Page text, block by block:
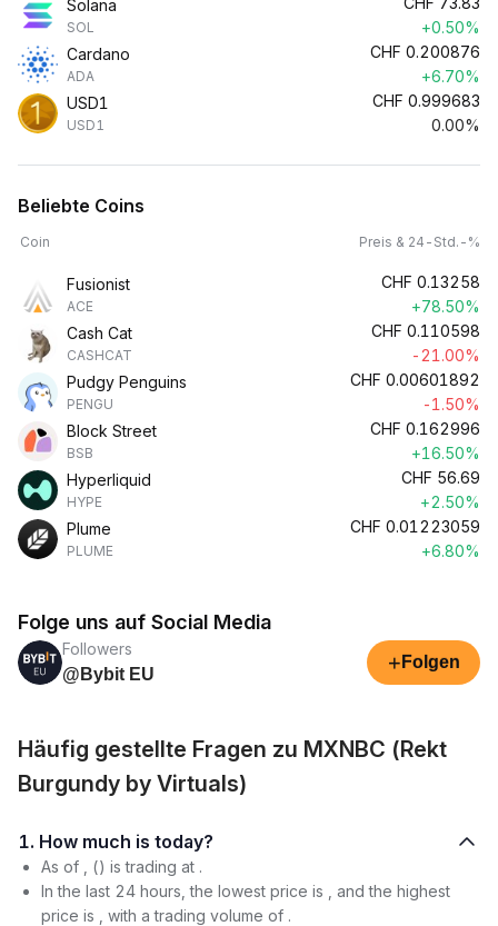
Solana
SOL
+0.50%
Cardano
ADA
CHF 0.200876
+6.70%
USD1
USD1
CHF 0.999683
0.00%
Beliebte Coins
Coin Preis & 24-Std.-%
Fusionist
ACE
CHF 0.13258
+78.50%
Cash Cat
CASHCAT
CHF 0.110598
-21.00%
Pudgy Penguins
PENGU
CHF 0.00601892
-1.50%
Block Street
BSB
CHF 0.162996
+16.50%
Hyperliquid
HYPE
CHF 56.69
+2.50%
Plume
PLUME
CHF 0.01223059
+6.80%
Folge uns auf Social Media
Followers
@Bybit EU
+ Folgen
Häufig gestellte Fragen zu MXNBC (Rekt
Burgundy by Virtuals)
1. How much is today?
As of , () is trading at .
In the last 24 hours, the lowest price is , and the highest
price is , with a trading volume of .